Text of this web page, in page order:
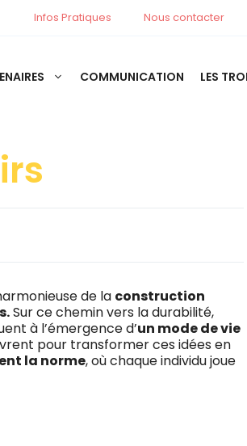
Infos Pratiques Nous contacter
COMMUNICATION LES
de la construction
Sur ce chemin vers la durabilité,
à l’émergence d’un mode de vie
pour transformer ces idées en
la norme, où chaque individu joue